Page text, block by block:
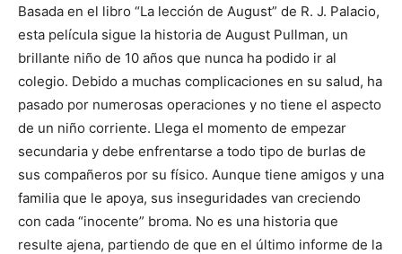
Basada en el libro “La lección de August” de R. J. Palacio,
esta película sigue la historia de August Pullman, un
brillante niño de 10 años que nunca ha podido ir al
colegio. Debido a muchas complicaciones en su salud, ha
pasado por numerosas operaciones y no tiene el aspecto
de un niño corriente. Llega el momento de empezar
secundaria y debe enfrentarse a todo tipo de burlas de
sus compañeros por su físico. Aunque tiene amigos y una
familia que le apoya, sus inseguridades van creciendo
con cada “inocente” broma. No es una historia que
resulte ajena, partiendo de que en el último informe de la